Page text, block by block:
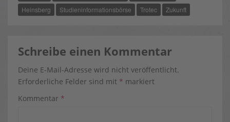
R
)
T
Heinsberg
Studieninformationsbörse Trotec Zukunft
Schreibe einen Kommentar
Deine E-Mail-Adresse wird nicht veröffentlicht.
Erforderliche Felder sind mit * markiert
Kommentar *